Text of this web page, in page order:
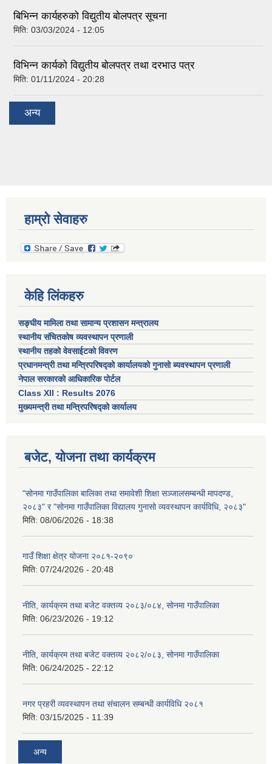
बिभिन्न कार्यहरुको विद्युतीय बोलपत्र सूचना
मिति: 03/03/2024 - 12:05
विभिन्न कार्यको विद्युतीय बोलपत्र तथा दरभाउ पत्र
मिति: 01/11/2024 - 20:28
अन्य
हाम्रो सेवाहरु
केहि लिंकहरु
सङ्घीय मामिला तथा सामान्य प्रशासन मन्त्रालय
स्थानीय संचितकोष व्यवस्थापन प्रणाली
स्थानीय तहको वेवसाईटको विवरण
प्रधानमन्त्री तथा मन्त्रिपरिषद्को कार्यालयको गुनासो ब्यवस्थापन प्रणाली
नेपाल सरकारको आधिकारिक पोर्टल
Class XII : Results 2076
मुख्यमन्त्री तथा मन्त्रिपरिषद्को कार्यालय
बजेट, योजना तथा कार्यक्रम
"सोनमा गाउँपालिका बालिका तथा समावेशी शिक्षा सञ्जालसम्बन्धी मापदण्ड,
२०८३" र "सोनमा गाउँपालिका विद्यालय गुनासो व्यवस्थापन कार्यविधि, २०८३"
मिति: 08/06/2026 - 18:38
गाउँ शिक्षा क्षेत्र योजना २०८१-२०९०
मिति: 07/24/2026 - 20:48
नीति, कार्यक्रम तथा बजेट वक्तव्य २०८३/०८४, सोनमा गाउँपालिका
मिति: 06/23/2026 - 19:12
नीति, कार्यक्रम तथा बजेट वक्तव्य २०८२/०८३, सोनमा गाउँपालिका
मिति: 06/24/2025 - 22:12
नगर प्रहरी व्यवस्थापन तथा संचालन सम्बन्धी कार्यविधि २०८१
मिति: 03/15/2025 - 11:39
अन्य